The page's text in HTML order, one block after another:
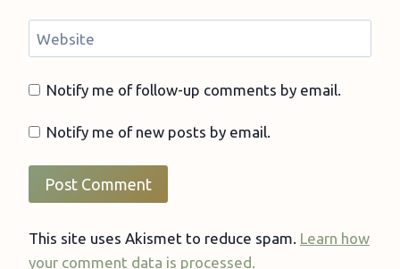
Website
Notify me of follow-up comments by email.
Notify me of new posts by email.
This site uses Akismet to reduce spam. Learn how
your comment data is processed.